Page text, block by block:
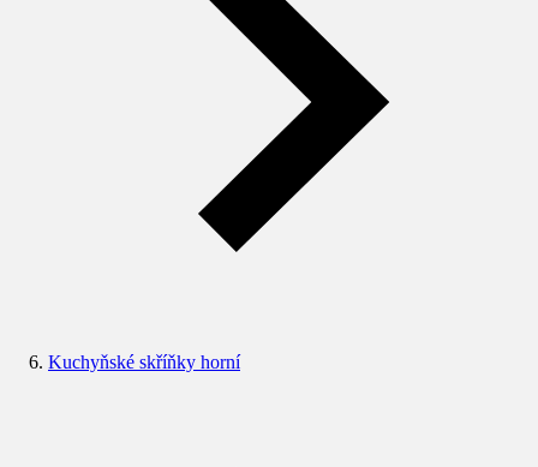
Kuchyňské skříňky horní